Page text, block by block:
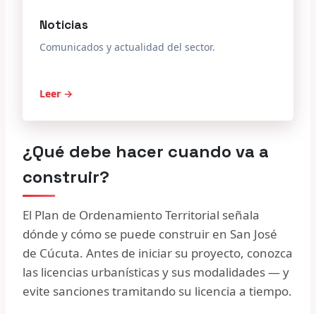
Noticias
Comunicados y actualidad del sector.
Leer →
¿Qué debe hacer cuando va a
construir?
El Plan de Ordenamiento Territorial señala
dónde y cómo se puede construir en San José
de Cúcuta. Antes de iniciar su proyecto, conozca
las licencias urbanísticas y sus modalidades — y
evite sanciones tramitando su licencia a tiempo.